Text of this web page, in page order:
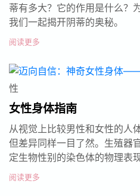
蒂有多大？它的作用是什么？
我们一起揭开阴蒂的奥秘。
阅读更多
性
女性身体指南
从视觉上比较男性和女性的人
但差异同样一目了然。生殖
定生物性别的染色体的物理表现
阅读更多